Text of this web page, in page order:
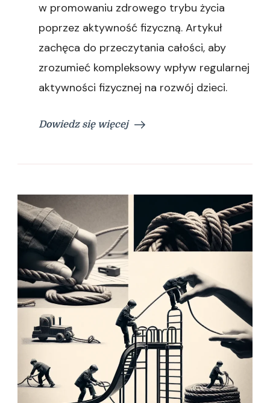
w promowaniu zdrowego trybu życia
poprzez aktywność fizyczną. Artykuł
zachęca do przeczytania całości, aby
zrozumieć kompleksowy wpływ regularnej
aktywności fizycznej na rozwój dzieci.
Dowiedz się więcej